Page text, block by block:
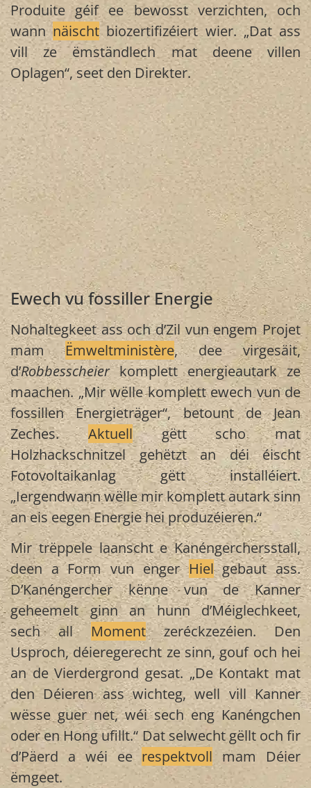
Produite géif ee bewosst verzichten, och
wannnäischtbiozertifizéiert wier. „Dat ass
vill ze ëmständlech mat deene villen
Oplagen“, seet den Direkter.
Ewech vu fossiller Energie
Nohaltegkeet ass och d’Zil vun engem Projet
mamËmweltministère, dee virgesäit,
d’Robbesscheierkomplett energieautark ze
maachen. „Mir wëlle komplett ewech vun de
fossillen Energieträger“, betount de Jean
Zeches.Aktuellgëtt scho mat
Holzhackschnitzel gehëtzt an déi éischt
Fotovoltaikanlag gëtt installéiert.
„Iergendwann wëlle mir komplett autark sinn
an eis eegen Energie hei produzéieren.“
Mir trëppele laanscht e Kanéngerchersstall,
deen a Form vun engerHielgebaut ass.
D’Kanéngercher kënne vun de Kanner
geheemelt ginn an hunn d’Méiglechkeet,
sech all Momentzeréckzezéien. Den
Usproch, déieregerecht ze sinn, gouf och hei
an de Vierdergrond gesat. „De Kontakt mat
den Déieren ass wichteg, well vill Kanner
wësse guer net, wéi sech eng Kanéngchen
oder en Hong ufillt.“ Dat selwecht gëllt och fir
d’Päerd a wéi ee respektvollmam Déier
ëmgeet.